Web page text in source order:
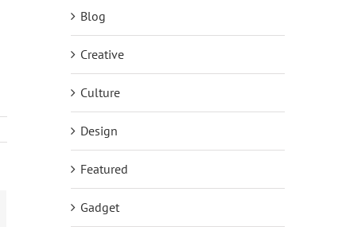
Blog
Creative
Culture
Design
Featured
Gadget